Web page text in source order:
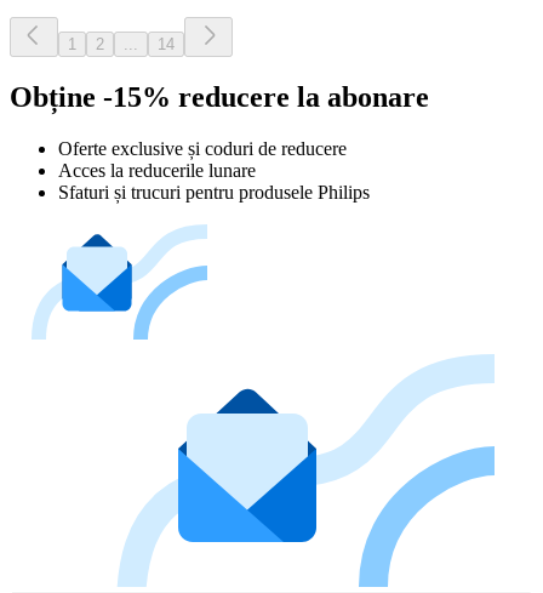
1 2 14
Obține -15% reducere la abonare
Oferte exclusive și coduri de reducere
Acces la reducerile lunare
Sfaturi și trucuri pentru produsele Philips